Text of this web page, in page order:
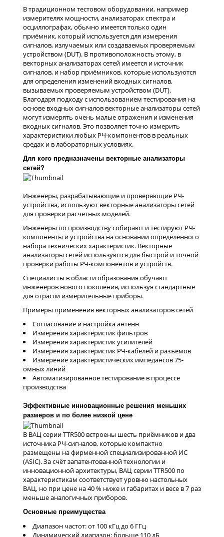
В традиционном тестовом оборудовании, например
измерителях мощности, анализаторах спектра и
осциллографах, обычно имеется только один
приёмник, который используется для измерения
сигналов, излучаемых или создаваемых проверяемым
устройством (DUT). В противоположность этому, в
векторных анализаторах сетей имеется и источник
сигналов, и набор приёмников, которые используются
для определения изменений входных сигналов,
вызываемых проверяемым устройством (DUT).
Благодаря подходу с использованием тестирования на
основе входных сигналов векторные анализаторы сетей
могут измерять очень малые отражения и изменения
входных сигналов. Это позволяет точно измерить
характеристики любых РЧ-компонентов в реальных
средах и в лабораторных условиях.
Для кого предназначены векторные анализаторы
сетей?
Инженеры, разрабатывающие и проверяющие РЧ-
устройства, используют векторные анализаторы сетей
для проверки расчетных моделей.
Инженеры по производству собирают и тестируют РЧ-
компоненты и устройства на основании определённого
набора технических характеристик. Векторные
анализаторы сетей используются для быстрой и точной
проверки работы РЧ-компонентов и устройств.
Специалисты в области образования обучают
инженеров нового поколения, используя стандартные
для отрасли измерительные приборы.
Примеры применения векторных анализаторов сетей
Согласование и настройка антенн
Измерения характеристик фильтров
Измерения характеристик усилителей
Измерения характеристик РЧ-кабелей и разъёмов
Измерение характеристических импедансов 75-
омных линий
Автоматизированное тестирование в процессе
производства
Эффективные инновационные решения меньших
размеров и по более низкой цене
В ВАЦ серии TTR500 встроены шесть приёмников и два
источника РЧ-сигналов, которые компактно
размещены на фирменной специализированной ИС
(ASIC). За счёт запатентованной технологии и
инновационной архитектуры, ВАЦ серии TTR500 по
характеристикам соответствует уровню настольных
ВАЦ, но при цене на 40 % ниже и габаритах и весе в 7 раз
меньше аналогичных приборов.
Основные преимущества
Диапазон частот: от 100 кГц до 6 ГГц
Динамический диапазон: больше 110 дБ